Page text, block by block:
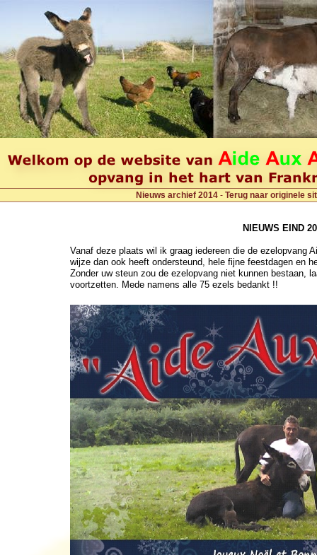
Nieuws archief 2014 - Terug naar originele
NIEUWS EIND
Vanaf deze plaats wil ik graag iedereen die de ezelopvang
wijze dan ook heeft ondersteund, hele fijne feestdagen en
Zonder uw steun zou de ezelopvang niet kunnen bestaan,
voortzetten. Mede namens alle 75 ezels bedankt !!